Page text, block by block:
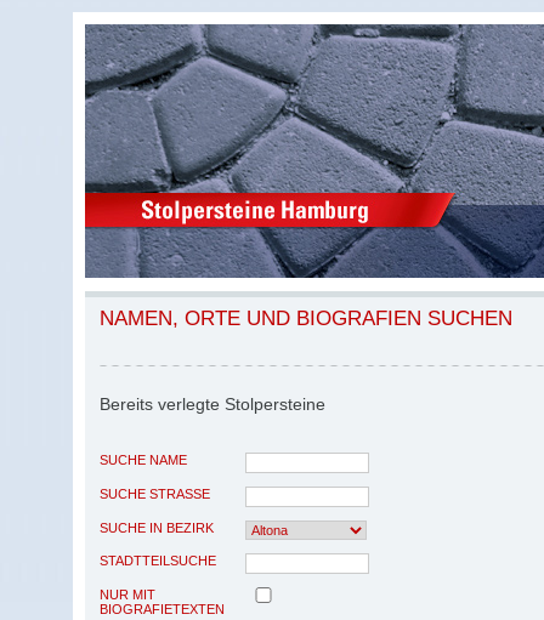
NAMEN, ORTE UND BIOGRAFIEN SUCHEN
Bereits verlegte Stolpersteine
SUCHE NAME
SUCHE STRASSE
SUCHE IN BEZIRK
STADTTEILSUCHE
NUR MIT
BIOGRAFIETEXTEN